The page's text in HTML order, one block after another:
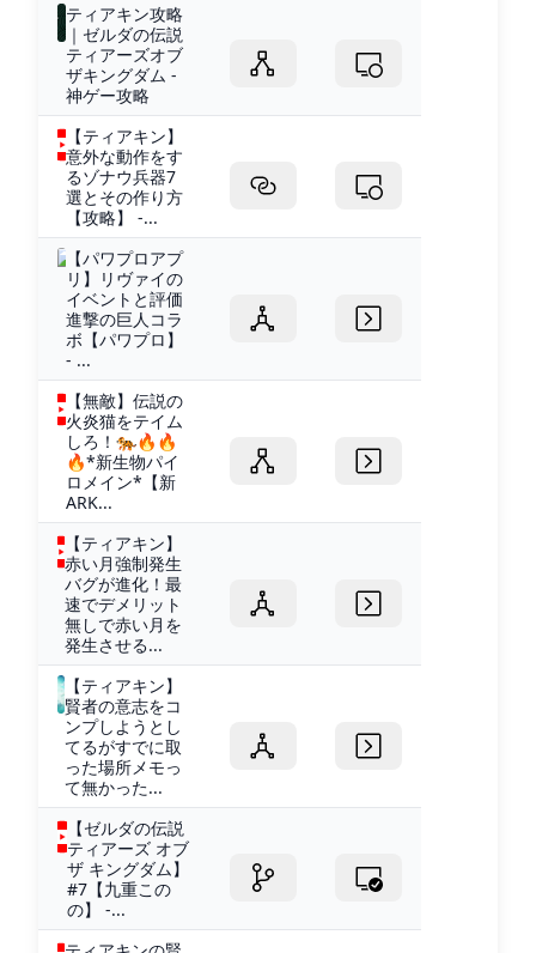
ティアキン攻略
｜ゼルダの伝説
ティアーズオブ
ザキングダム -
神ゲー攻略
【ティアキン】
意外な動作をす
るゾナウ兵器7
選とその作り方
【攻略】 -...
【パワプロアプ
リ】リヴァイの
イベントと評価
進撃の巨人コラ
ボ【パワプロ】
- ...
【無敵】伝説の
火炎猫をテイム
しろ！🐅🔥🔥
🔥*新生物パイ
ロメイン*【新
ARK...
【ティアキン】
赤い月強制発生
バグが進化！最
速でデメリット
無しで赤い月を
発生させる...
【ティアキン】
賢者の意志をコ
ンプしようとし
てるがすでに取
った場所メモっ
て無かった...
【ゼルダの伝説
ティアーズ オブ
ザ キングダム】
#7【九重この
の】 -...